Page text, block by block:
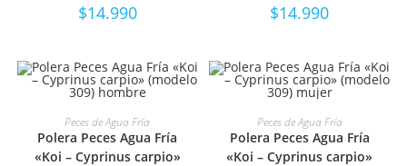
$14.990 $14.990
SELECCIONAR OPCIONES
Peces de Agua Fría
Polera Peces Agua Fría
«Koi – Cyprinus carpio»
SELECCIONAR OPCIONES
Peces de Agua Fría
Polera Peces Agua Fría
«Koi – Cyprinus carpio»